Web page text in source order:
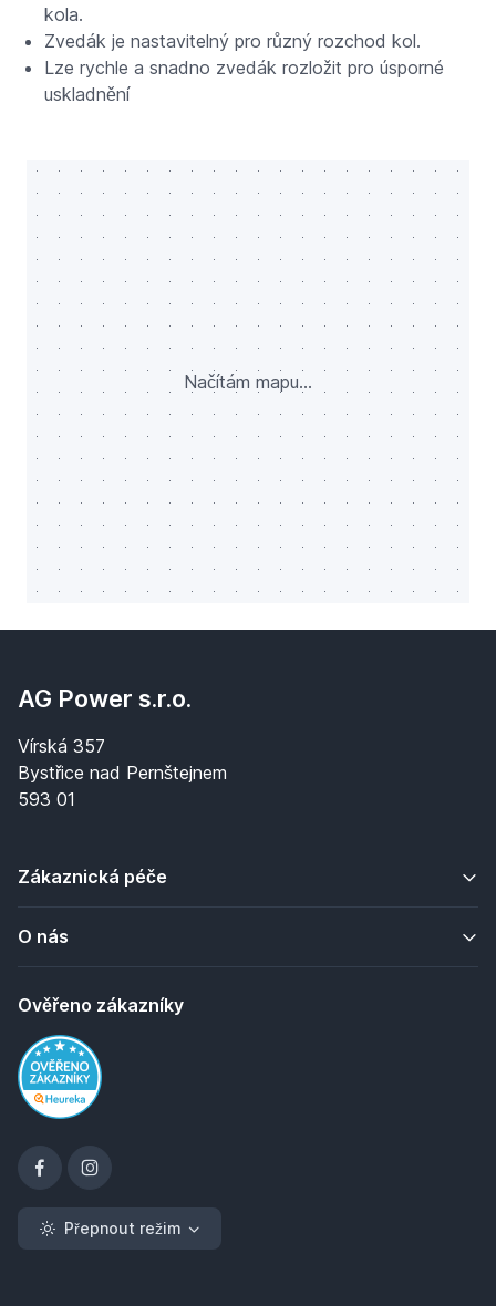
kola.
Zvedák je nastavitelný pro různý rozchod kol.
Lze rychle a snadno zvedák rozložit pro úsporné
uskladnění
Načítám mapu...
AG Power s.r.o.
Vírská 357
Bystřice nad Pernštejnem
593 01
Zákaznická péče
O nás
Ověřeno zákazníky
Přepnout režim